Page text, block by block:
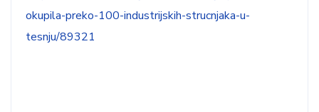
okupila-preko-100-industrijskih-strucnjaka-u-
tesnju/89321